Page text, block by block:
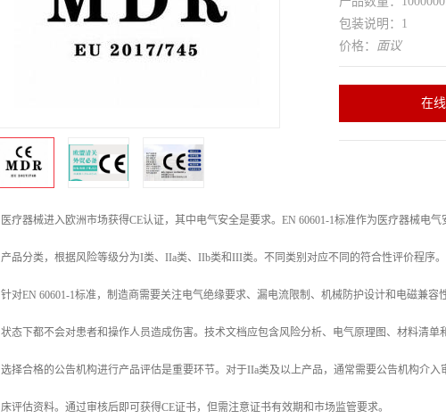
包装说明：1
价格： 面议
在
医疗器械进入欧洲市场获得CE认证，其中电气安全是要求。EN 60601-1标准作为医疗器械电
产品分类，根据风险等级分为I类、IIa类、IIb类和III类。不同类别对应不同的符合性评价程序。
针对EN 60601-1标准，制造商需要关注电气绝缘要求、漏电流限制、机械防护设计和电磁兼
状态下都不会对患者和操作人员造成伤害。技术文档应包含风险分析、电气原理图、材料清单
选择合格的公告机构进行产品评估是重要环节。对于IIa类及以上产品，通常需要公告机构介
床评估资料。通过审核后即可获得CE证书，但需注意证书有效期和市场监管要求。